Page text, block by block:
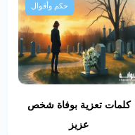
حكم وأقوال
كلمات تعزية بوفاة شخص
عزيز